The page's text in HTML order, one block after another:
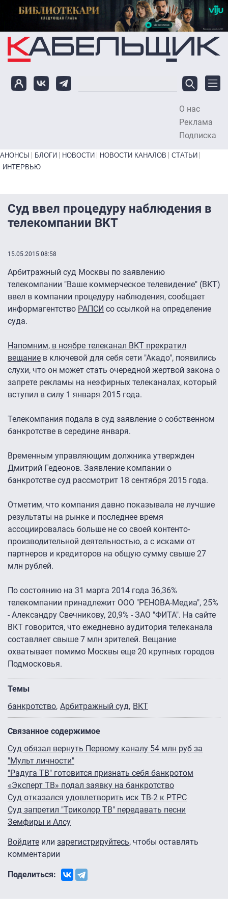
Перейти к основному содержанию
О нас
Реклама
Подписка
Primary links bottom
АНОНСЫ БЛОГИ НОВОСТИ НОВОСТИ КАНАЛОВ
СТАТЬИ
ИНТЕРВЬЮ
Суд ввел процедуру наблюдения в
телекомпании ВКТ
15.05.2015 08:58
Арбитражный суд Москвы по заявлению
телекомпании "Ваше коммерческое телевидение" (ВКТ)
ввел в компании процедуру наблюдения, сообщает
информагентство РАПСИ со ссылкой на определение
суда.
Напомним, в ноябре телеканал ВКТ прекратил
вещание в ключевой для себя сети "Акадо", появились
слухи, что он может стать очередной жертвой закона о
запрете рекламы на неэфирных телеканалах, который
вступил в силу 1 января 2015 года.
Телекомпания подала в суд заявление о собственном
банкротстве в середине января.
Временным управляющим должника утвержден
Дмитрий Гедеонов. Заявление компании о
банкротстве суд рассмотрит 18 сентября 2015 года.
Отметим, что компания давно показывала не лучшие
результаты на рынке и последнее время
ассоциировалась больше не со своей контенто-
производительной деятельностью, а с исками от
партнеров и кредиторов на общую сумму свыше 27
млн рублей.
По состоянию на 31 марта 2014 года 36,36%
телекомпании принадлежит ООО "РЕНОВА-Медиа", 25%
- Александру Свечникову, 20,9% - ЗАО "ФИТА". На сайте
ВКТ говорится, что ежедневно аудитория телеканала
составляет свыше 7 млн зрителей. Вещание
охватывает помимо Москвы еще 20 крупных городов
Подмосковья.
Темы
банкротство Арбитражный суд ВКТ
Связанное содержимое
Суд обязал вернуть Первому каналу 54 млн руб за
"Мульт личности"
"Радуга ТВ" готовится признать себя банкротом
«Эксперт ТВ» подал заявку на банкротство
Суд отказался удовлетворить иск ТВ-2 к РТРС
Суд запретил "Триколор ТВ" передавать песни
Земфиры и Алсу
Войдите или зарегистрируйтесь, чтобы оставлять
комментарии
Поделиться: